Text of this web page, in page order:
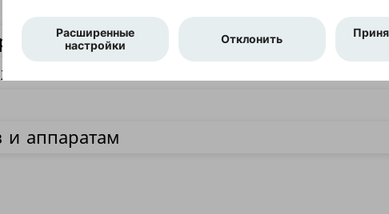
конечностей
конечностей
аппаратам